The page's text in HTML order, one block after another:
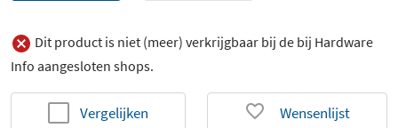
Dit product is niet (meer) verkrijgbaar bij de bij Hardware
Info aangesloten shops.
Vergelijken Wensenlijst